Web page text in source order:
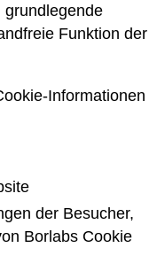
grundlegende
Funktion der
Informationen
der Besucher,
Borlabs Cookie